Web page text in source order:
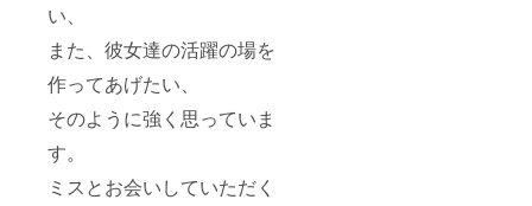
い、
また、彼女達の活躍の場を
作ってあげたい、
そのように強く思っていま
す。
ミスとお会いしていただく